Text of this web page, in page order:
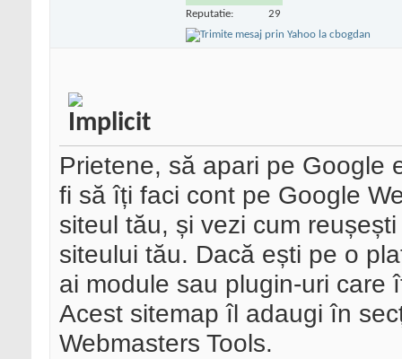
Reputatie: 29
Prietene, să apari pe Google
fi să îți faci cont pe Google
siteul tău, și vezi cum
siteului tău. Dacă ești pe o
ai module sau plugin-uri care
Acest sitemap îl adaugi în
Webmasters Tools.